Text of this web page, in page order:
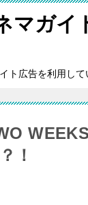
マガイ
ト広告を利用し
！